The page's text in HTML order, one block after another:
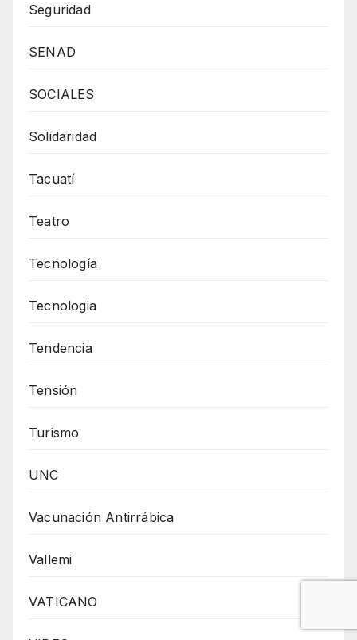
Seguridad
SENAD
SOCIALES
Solidaridad
Tacuatí
Teatro
Tecnología
Tecnologia
Tendencia
Tensión
Turismo
UNC
Vacunación Antirrábica
Vallemi
VATICANO